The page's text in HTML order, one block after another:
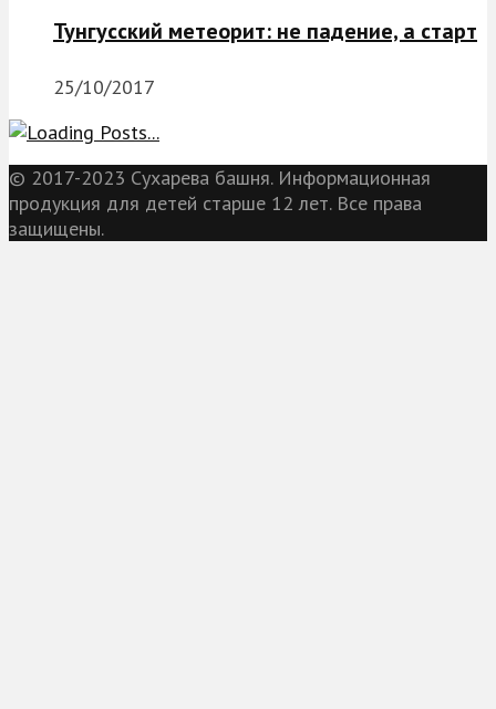
Тунгусский метеорит: не падение, а старт
25/10/2017
© 2017-2023 Сухарева башня. Информационная
продукция для детей старше 12 лет. Все права
защищены.